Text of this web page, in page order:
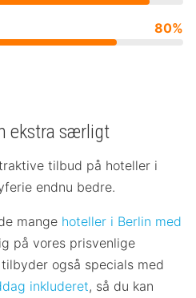
80%
ekstra særligt
tilbud på hoteller i
endnu bedre.
mange hoteller i Berlin med
på vores prisvenlige
også specials med
inkluderet, så du kan